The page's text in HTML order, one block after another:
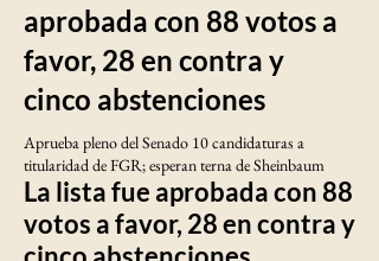
aprobada con 88 votos a
favor, 28 en contra y
cinco abstenciones
Aprueba pleno del Senado 10 candidaturas a
titularidad de FGR; esperan terna de Sheinbaum
La lista fue aprobada con 88
votos a favor, 28 en contra y